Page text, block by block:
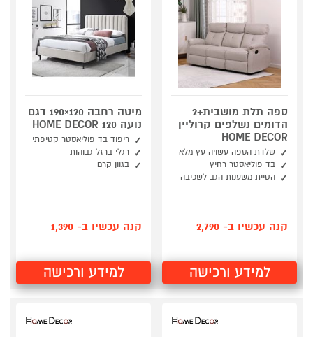
ספה תלת מושבית+2
הדומים נשלפים קרוליין
HOME DECOR
שלדת הספה עשויה עץ מלא
בד פוליאסטר רחיץ
הטיית משענות הגב לשכיבה
קנה עכשיו ב- 2,790
למידע ורכישה
מיטה רחבה 120×190 דגם
נועה 120 HOME DECOR
ריפוד בד פוליאסטר קטיפתי
רגלי ברזל גבוהות
בגוון קרם
קנה עכשיו ב- 1,390
למידע ורכישה